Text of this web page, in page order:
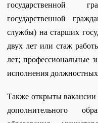
государственной
государственной
службы) на старших
двух лет или стаж
лет; профессиональные
исполнения должностных
Также открыты вакансии
дополнительного